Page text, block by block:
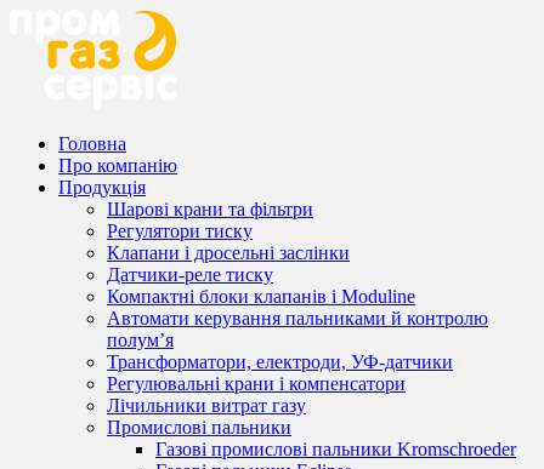
Головна
Про компанію
Продукція
Шарові крани та фільтри
Регулятори тиску
Клапани і дросельні заслінки
Датчики-реле тиску
Компактні блоки клапанів і Moduline
Автомати керування пальниками й контролю
полум’я
Трансформатори, електроди, УФ-датчики
Регулювальні крани і компенсатори
Лічильники витрат газу
Промислові пальники
Газові промислові пальники Kromschroeder